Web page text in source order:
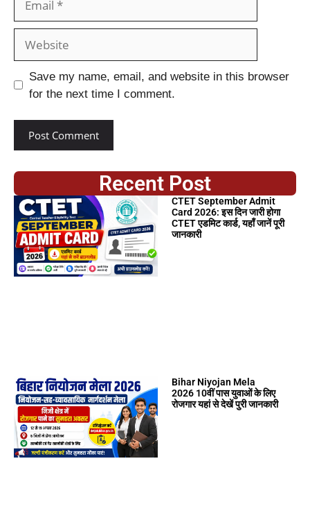
Save my name, email, and website in this browser
for the next time I comment.
Recent Post
CTET September Admit
Card 2026: इस दिन जारी होगा
CTET एडमिट कार्ड, यहाँ जानें पूरी
जानकारी
Bihar Niyojan Mela
2026 10वीं पास युवाओं के लिए
रोजगार यहां से देखें पुरी जानकारी